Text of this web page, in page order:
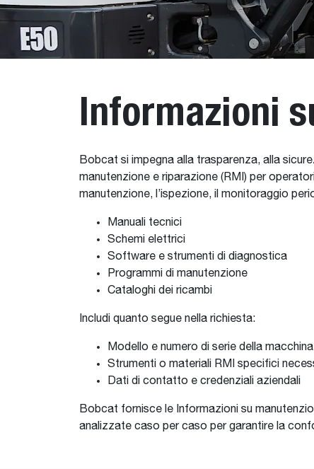
Informazioni
Bobcat si impegna alla trasparenza, alla
manutenzione e riparazione (RMI) per
manutenzione, l’ispezione, il monitoraggio
Manuali tecnici
Schemi elettrici
Software e strumenti di diagnostica
Programmi di manutenzione
Cataloghi dei ricambi
Includi quanto segue nella richiesta:
Modello e numero di serie della macchina
Strumenti o materiali RMI specifici
Dati di contatto e credenziali aziendali
Bobcat fornisce le Informazioni su
analizzate caso per caso per garantire la